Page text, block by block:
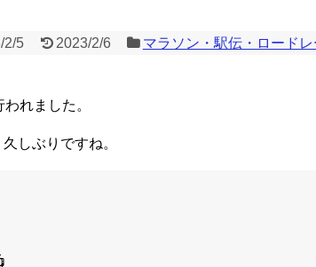
2/5 2023/2/6 マラソン・駅伝・ロードレ
われました。
しぶりですね。